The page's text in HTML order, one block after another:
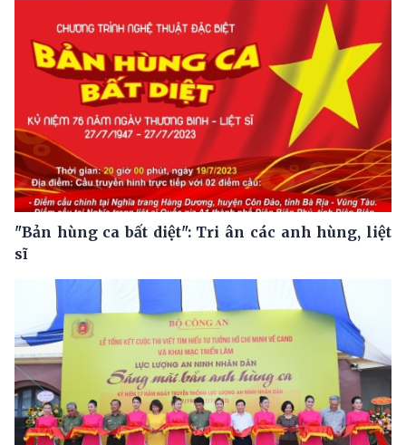
"Bản hùng ca bất diệt": Tri ân các anh hùng, liệt
sĩ